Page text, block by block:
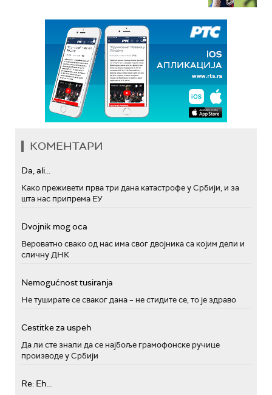
КОМЕНТАРИ
Da, ali...
Како преживети прва три дана катастрофе у Србији, и за
шта нас припрема ЕУ
Dvojnik mog oca
Вероватно свако од нас има свог двојника са којим дели и
сличну ДНК
Nemogućnost tusiranja
Не туширате се сваког дана – не стидите се, то је здраво
Cestitke za uspeh
Да ли сте знали да се најбоље грамофонске ручице
производе у Србији
Re: Eh...